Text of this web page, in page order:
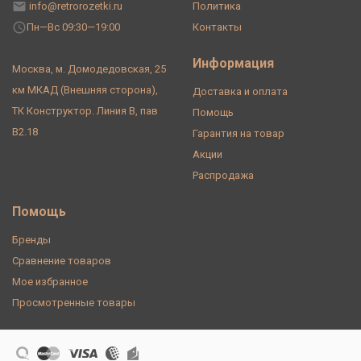
info@retrorozetki.ru
Пн—Вс 09:30—19:00
Москва, м. Домодедовская, 25
км МКАД (Внешняя сторона),
ТК Конструктор. Линия В, пав
В2.18
Политика
Контакты
Информация
Доставка и оплата
Помощь
Гарантия на товар
Акции
Распродажа
Помощь
Бренды
Сравнение товаров
Мое избранное
Просмотренные товары